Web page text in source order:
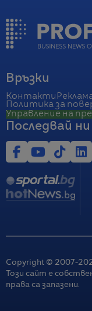
Връзки
Контакти
Политика за
Управление на
Последвай ни
Copyright © 2007-
Този сайт е
права са запазени.